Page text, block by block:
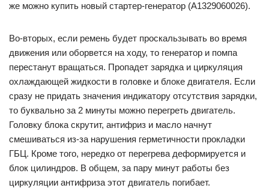
же можно купить новый стартер-генератор (A1329060026).
Во-вторых, если ремень будет проскальзывать во время
движения или оборвется на ходу, то генератор и помпа
перестанут вращаться. Пропадет зарядка и циркуляция
охлаждающей жидкости в головке и блоке двигателя. Если
сразу не придать значения индикатору отсутствия зарядки,
то буквально за 2 минуты можно перегреть двигатель.
Головку блока скрутит, антифриз и масло начнут
смешиваться из-за нарушения герметичности прокладки
ГБЦ. Кроме того, нередко от перегрева деформируется и
блок цилиндров. В общем, за пару минут работы без
циркуляции антифриза этот двигатель погибает.